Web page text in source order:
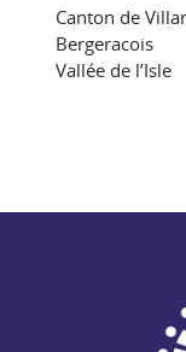
Canton de
Bergeracois
Vallée de l’Isle
- Agir